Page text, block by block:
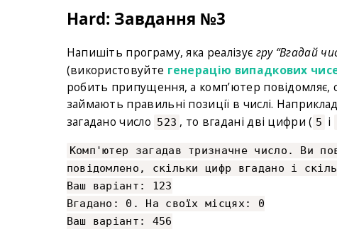
Hard: Завдання №3
Напишіть програму, яка реалізує гру “Вгадай
(використовуйте генерацію випадкових
робить припущення, а комп’ютер повідомляє,
займають правильні позиції в числі.
загадано число 523 , то вгадані дві цифри ( 5 і
Комп'ютер загадав тризначне число. Ви
повідомлено, скільки цифр вгадано і
Ваш варіант: 123
Вгадано: 0. На своїх місцях: 0
Ваш варіант: 456